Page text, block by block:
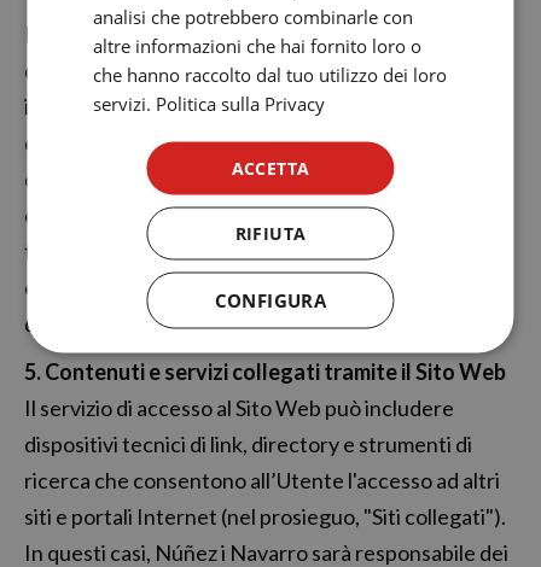
Núñez i Navarro non è responsabile per qualsiasi
danno al software e alle apparecchiature
informatiche degli Utenti o di terzi durante l'utilizzo
dei servizi offerti sul Sito Web, né per eventuali
danni di qualsiasi tipo causati all'Utente che possano
causare guasti o disconnessioni nelle reti di
telecomunicazione e dunque la sospensione, la
cancellazione o l'interruzione del servizio del Sito
durante o prima della fornitura dello stesso.
5. Contenuti e servizi collegati tramite il Sito Web
Il servizio di accesso al Sito Web può includere
dispositivi tecnici di link, directory e strumenti di
ricerca che consentono all’Utente l'accesso ad altri
siti e portali Internet (nel prosieguo, "Siti collegati").
In questi casi, Núñez i Navarro sarà responsabile dei
ITALIAN
RUSSIAN
analisi che potrebbero combinarle con
altre informazioni che hai fornito loro o
che hanno raccolto dal tuo utilizzo dei loro
servizi. Politica sulla Privacy
ACCETTA
RIFIUTA
CONFIGURA